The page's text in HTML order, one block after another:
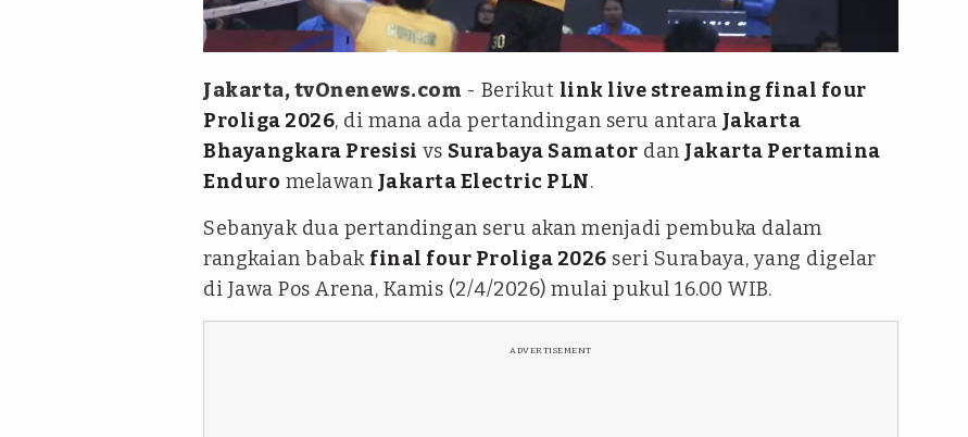
PBVSI
Jakarta, tvOnenews.com - Berikut link live streaming final four
Proliga 2026, di mana ada pertandingan seru antara Jakarta
Bhayangkara Presisi vs Surabaya Samator dan Jakarta Pertamina
Enduro melawan Jakarta Electric PLN.
Sebanyak dua pertandingan seru akan menjadi pembuka dalam
rangkaian babak final four Proliga 2026 seri Surabaya, yang digelar
di Jawa Pos Arena, Kamis (2/4/2026) mulai pukul 16.00 WIB.
ADVERTISEMENT